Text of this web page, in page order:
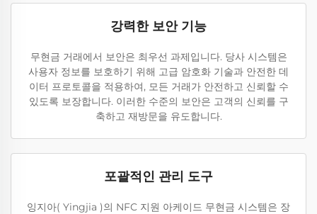
강력한 보안 기능
무현금 거래에서 보안은 최우선 과제입니다. 당사 시스템은
사용자 정보를 보호하기 위해 고급 암호화 기술과 안전한 데
이터 프로토콜을 적용하여, 모든 거래가 안전하고 신뢰할 수
있도록 보장합니다. 이러한 수준의 보안은 고객의 신뢰를 구
축하고 재방문을 유도합니다.
포괄적인 관리 도구
잉지아( Yingjia )의 NFC 지원 아케이드 무현금 시스템은 장